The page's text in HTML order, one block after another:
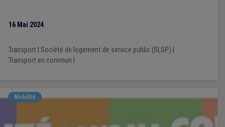
16 Mai 2024
Transport| Société de logement de service public (SLSP)
Transport en commun
Mobilité